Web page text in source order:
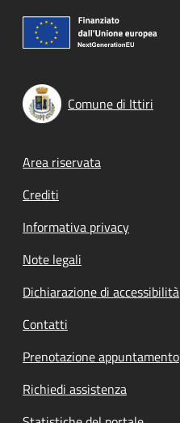
Comune di Ittiri
Footer menu
Area riservata
Crediti
Informativa privacy
Note legali
Dichiarazione di accessibilità
Contatti
Prenotazione appuntamento
Richiedi assistenza